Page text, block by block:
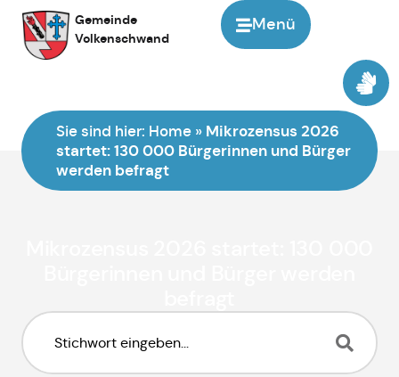
Menü
Gemeinde
Volkenschwand
Sie sind hier: Home » Mikrozensus 2026
startet: 130 000 Bürgerinnen und Bürger
werden befragt